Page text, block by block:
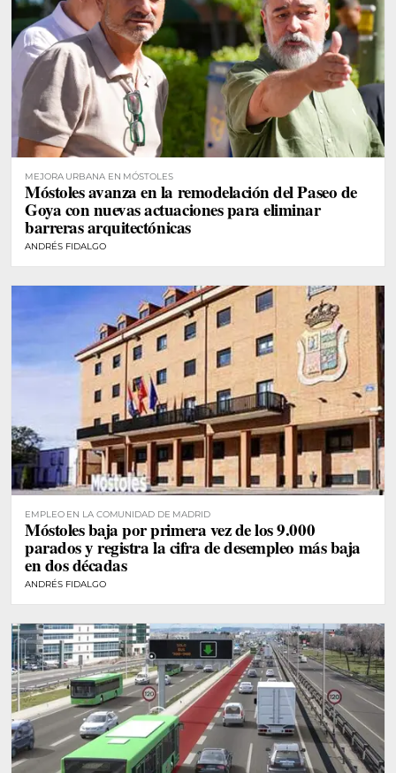
MEJORA URBANA EN MÓSTOLES
Móstoles avanza en la remodelación del Paseo de
Goya con nuevas actuaciones para eliminar
barreras arquitectónicas
ANDRÉS FIDALGO
EMPLEO EN LA COMUNIDAD DE MADRID
Móstoles baja por primera vez de los 9.000
parados y registra la cifra de desempleo más baja
en dos décadas
ANDRÉS FIDALGO